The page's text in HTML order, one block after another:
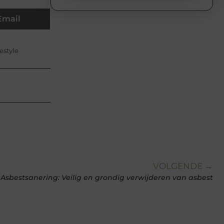
VOLGENDE →
Asbestsanering: Veilig en grondig verwijderen van asbest